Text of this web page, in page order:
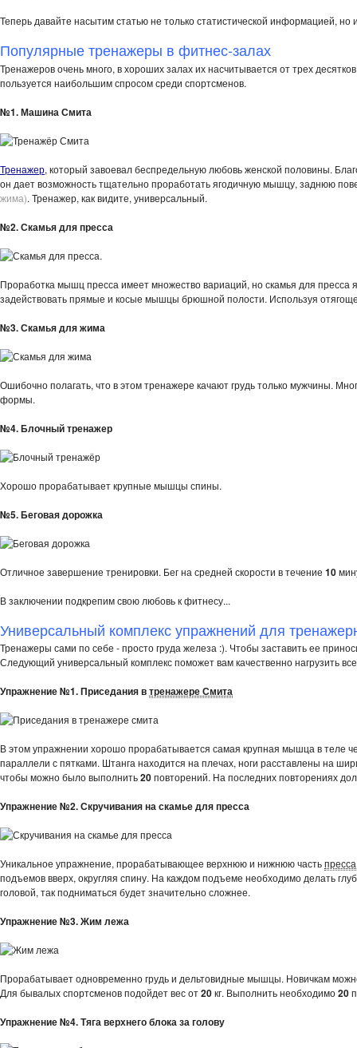
Теперь давайте насытим статью не только статистической информацией, но
Популярные тренажеры в фитнес-залах
Тренажеров очень много, в хороших залах их насчитывается от трех
пользуется наибольшим спросом среди спортсменов.
№1. Машина Смита
Тренажер, который завоевал беспредельную любовь женской половины.
он дает возможность тщательно проработать ягодичную мышцу, заднюю
жима). Тренажер, как видите, универсальный.
№2. Скамья для пресса
Проработка мышц пресса имеет множество вариаций, но скамья для
задействовать прямые и косые мышцы брюшной полости. Используя
№3. Скамья для жима
Ошибочно полагать, что в этом тренажере качают грудь только мужчины.
формы.
№4. Блочный тренажер
Хорошо прорабатывает крупные мышцы спины.
№5. Беговая дорожка
Отличное завершение тренировки. Бег на средней скорости в течение 10
В заключении подкрепим свою любовь к фитнесу...
Универсальный комплекс упражнений для
Тренажеры сами по себе - просто груда железа :). Чтобы заставить ее
Следующий универсальный комплекс поможет вам качественно нагрузить
Упражнение №1.Приседания втренажере Смита
В этом упражнении хорошо прорабатывается самая крупная мышца в теле
параллели с пятками. Штанга находится на плечах, ноги расставлены на
чтобы можно было выполнить20повторений. На последних повторениях
Упражнение №2. Скручивания на скамье для пресса
Уникальное упражнение, прорабатывающее верхнюю и нижнюю частьпресса
подъемов вверх, округляя спину. На каждом подъеме необходимо делать
головой, так подниматься будет значительно сложнее.
Упражнение №3. Жим лежа
Прорабатывает одновременно грудь и дельтовидные мышцы. Новичкам
Для бывалых спортсменов подойдет вес от20кг. Выполнить необходимо20
Упражнение №4. Тяга верхнего блока за голову